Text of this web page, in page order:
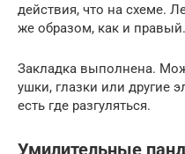
действия, что на схеме.
же образом, как и правый.
Закладка выполнена.
ушки, глазки или другие
есть где разгуляться.